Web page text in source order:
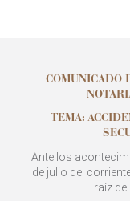
COMUNICADO
TEMA:
Ante los
de julio del
raíz de